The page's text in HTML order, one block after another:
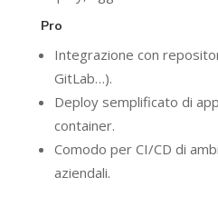
Pro
Integrazione con
GitLab…).
Deploy semplificato di
container.
Comodo per CI/CD di
aziendali.